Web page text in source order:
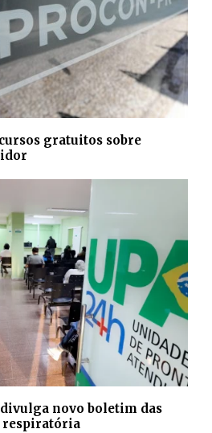
gratuitos sobre
novo boletim das
respiratória